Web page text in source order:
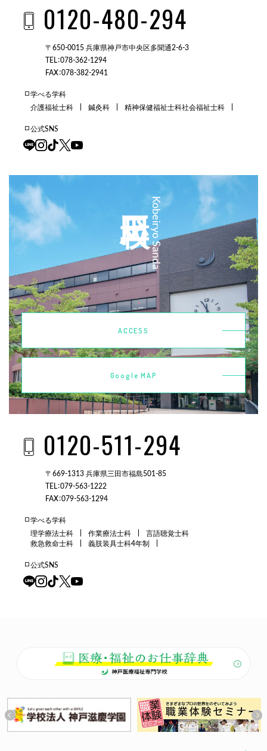
0120-480-294
〒650-0015 兵庫県神戸市中央区多聞通2-6-3
TEL：078-362-1294
FAX：078-382-2941
学べる学科
介護福祉士科
鍼灸科 精神保健福祉士科社会福祉士科
公式SNS
Kobeiryo Sanda
ACCESS
Google MAP
0120-511-294
〒669-1313 兵庫県三田市福島501-85
TEL：079-563-1222
FAX：079-563-1294
学べる学科
理学療法士科
作業療法士科
言語聴覚士科
救急救命士科
義肢装具士科4年制
公式SNS